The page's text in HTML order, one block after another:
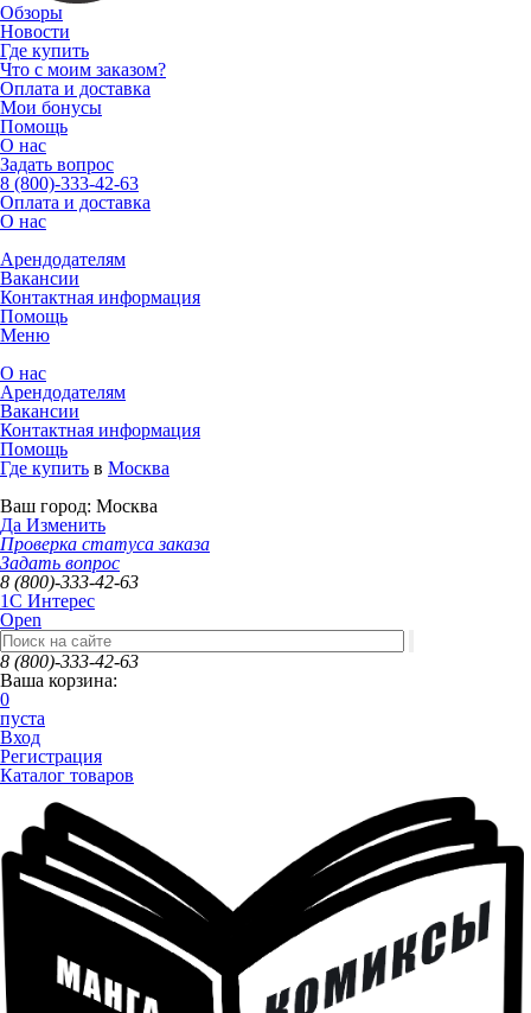
Обзоры
Новости
Где купить
Что с моим заказом?
Оплата и доставка
Мои бонусы
Помощь
О нас
Задать вопрос
8 (800)-333-42-63
Оплата и доставка
О нас
Арендодателям
Вакансии
Контактная информация
Помощь
Меню
О нас
Арендодателям
Вакансии
Контактная информация
Помощь
Где купить в Москва
Ваш город: Москва
Да Изменить
Проверка статуса заказа
Задать вопрос
8 (800)-333-42-63
1C Интерес
Open
8 (800)-333-42-63
Ваша корзина:
0
пуста
Вход
Регистрация
Каталог товаров